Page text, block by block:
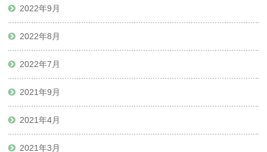
2022年9月
2022年8月
2022年7月
2021年9月
2021年4月
2021年3月